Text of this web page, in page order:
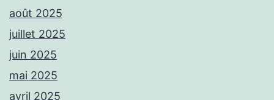
août 2025
juillet 2025
juin 2025
mai 2025
avril 2025